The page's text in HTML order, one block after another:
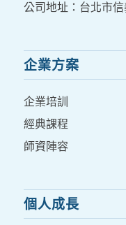
公司地址：台北市
企業方案
企業培訓
經典課程
師資陣容
個人成長